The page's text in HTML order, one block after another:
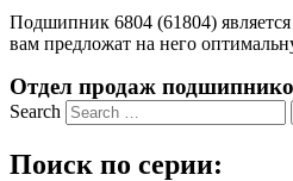
Подшипник 6804 (61804)
вам предложат на него
Отдел продаж
Search
Поиск по серии: